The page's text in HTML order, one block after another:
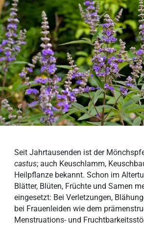
Seit Jahrtausenden ist der
castus; auch Keuschlamm,
Heilpflanze bekannt. Schon im
Blätter, Blüten, Früchte und Samen
eingesetzt: Bei Verletzungen,
bei Frauenleiden wie dem
Menstruations- und